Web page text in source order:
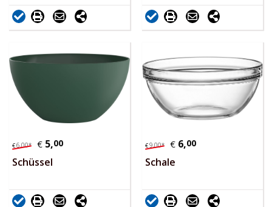
€6,00* € 5,00
Schüssel
€9,00* € 6,00
Schale